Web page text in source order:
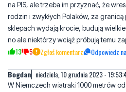
na PIS, ale trzeba im przyznać, że
rodzin i zwykłych Polaków, za
sklepach wydają krocie, budują
no ale niektórzy wciąż próbują temu
13 5 Zgłoś komentarz Odpowiedz
Bogdan niedziela, 10 grudnia 2023 -
W Niemczech wiatraki 1000 metrów